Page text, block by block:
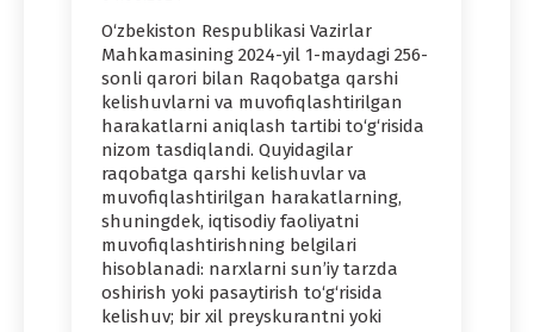
O‘zbekiston Respublikasi Vazirlar
Mahkamasining 2024-yil 1-maydagi 256-
sonli qarori bilan Raqobatga qarshi
kelishuvlarni va muvofiqlashtirilgan
harakatlarni aniqlash tartibi to‘g‘risida
nizom tasdiqlandi. Quyidagilar
raqobatga qarshi kelishuvlar va
muvofiqlashtirilgan harakatlarning,
shuningdek, iqtisodiy faoliyatni
muvofiqlashtirishning belgilari
hisoblanadi: narxlarni sun’iy tarzda
oshirish yoki pasaytirish to‘g‘risida
kelishuv; bir xil preyskurantni yoki